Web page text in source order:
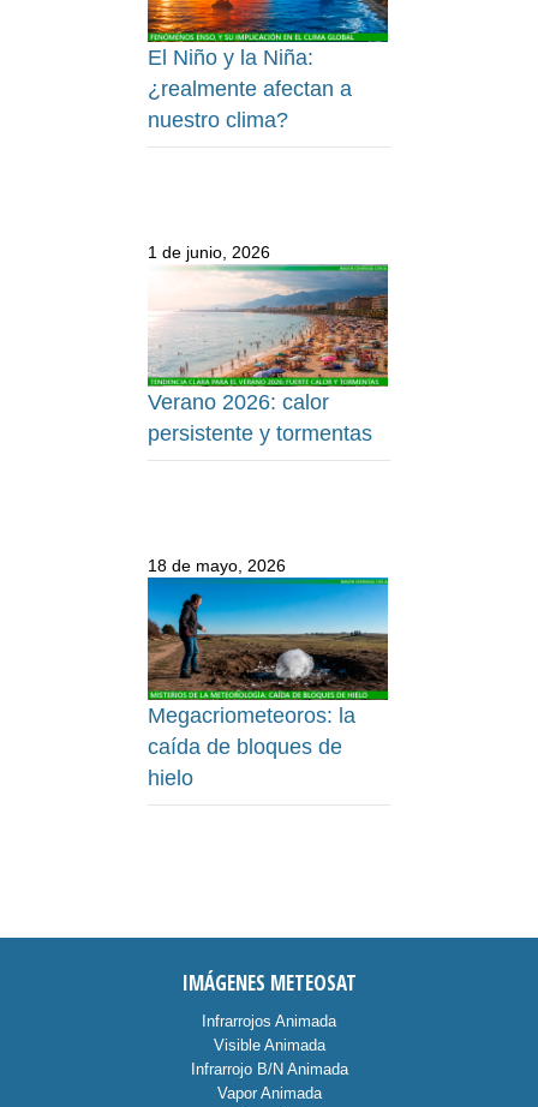
El Niño y la Niña:
¿realmente afectan a
nuestro clima?
1 de junio, 2026
Verano 2026: calor
persistente y tormentas
18 de mayo, 2026
Megacriometeoros: la
caída de bloques de
hielo
IMÁGENES METEOSAT
Infrarrojos Animada
Visible Animada
Infrarrojo B/N Animada
Vapor Animada